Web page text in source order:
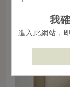
我
進入此網站，